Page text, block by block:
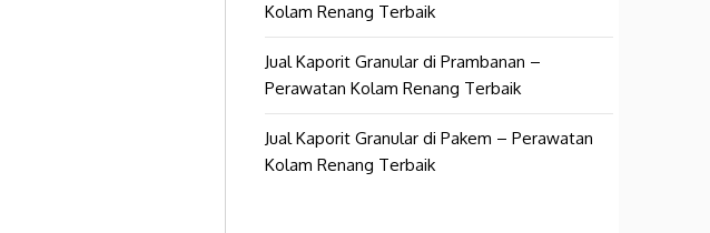
Kolam Renang Terbaik
Jual Kaporit Granular di Prambanan –
Perawatan Kolam Renang Terbaik
Jual Kaporit Granular di Pakem – Perawatan
Kolam Renang Terbaik